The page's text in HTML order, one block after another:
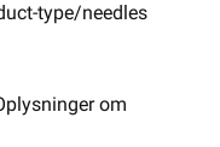
type/needles
om